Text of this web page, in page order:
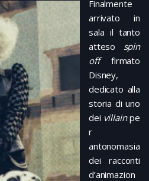
Finalmente
arrivato in
sala il tanto
atteso spin
offfirmato
Disney,
dedicato alla
storia di uno
dei villainpe
r
antonomasia
dei racconti
d’animazion